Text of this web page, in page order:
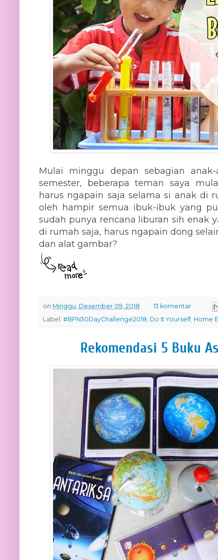
Mulai minggu depan sebagian
semester, beberapa teman saya
harus ngapain saja selama si anak di
oleh hampir semua ibuk-ibuk yang
sudah punya rencana liburan sih enak
di rumah saja, harus ngapain dong
dan alat gambar?
on Minggu, Desember 09, 2018
13 komentar:
Label: #BPN30DayChallenge2018, Do It Yourself, Home
Rekomendasi 5 Buku